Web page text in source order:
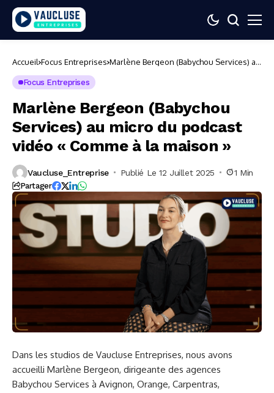
Accueil Focus Entreprises Marlène Bergeon (Babychou Services) au
Focus Entreprises
Marlène Bergeon (Babychou
Services) au micro du podcast
vidéo « Comme à la maison »
Vaucluse_Entreprise Publié Le 12 Juillet 2025 1 Min
Partager
Dans les studios de Vaucluse Entreprises, nous avons
accueilli Marlène Bergeon, dirigeante des agences
Babychou Services à Avignon, Orange, Carpentras,